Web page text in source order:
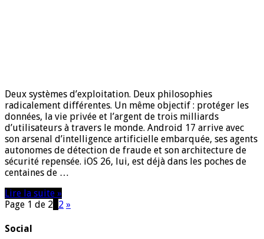
Deux systèmes d’exploitation. Deux philosophies
radicalement différentes. Un même objectif : protéger les
données, la vie privée et l’argent de trois milliards
d’utilisateurs à travers le monde. Android 17 arrive avec
son arsenal d’intelligence artificielle embarquée, ses agents
autonomes de détection de fraude et son architecture de
sécurité repensée. iOS 26, lui, est déjà dans les poches de
centaines de …
Lire la suite »
Page 1 de 2 2 »
Social